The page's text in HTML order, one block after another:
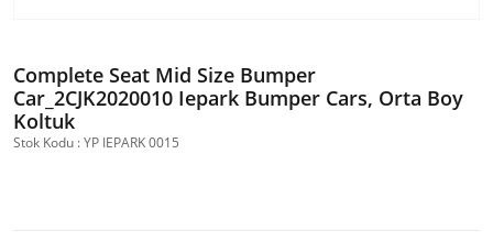
Complete Seat Mid Size Bumper
Car_2CJK2020010 Iepark Bumper Cars, Orta Boy
Koltuk
Stok Kodu : YP IEPARK 0015